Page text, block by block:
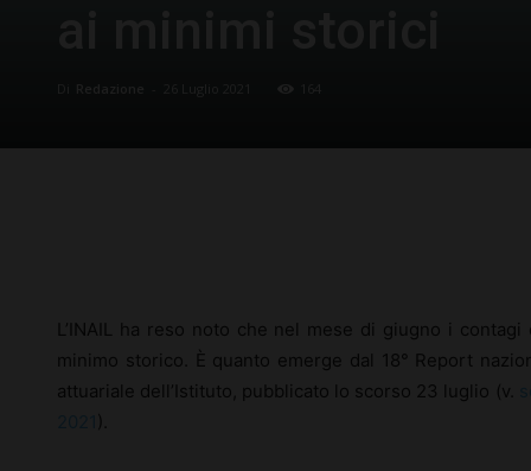
L’INAIL ha reso noto che nel mese di giugno i
minimo storico. È quanto emerge dal 18° Report
attuariale dell’Istituto, pubblicato lo scorso 23 luglio (v.